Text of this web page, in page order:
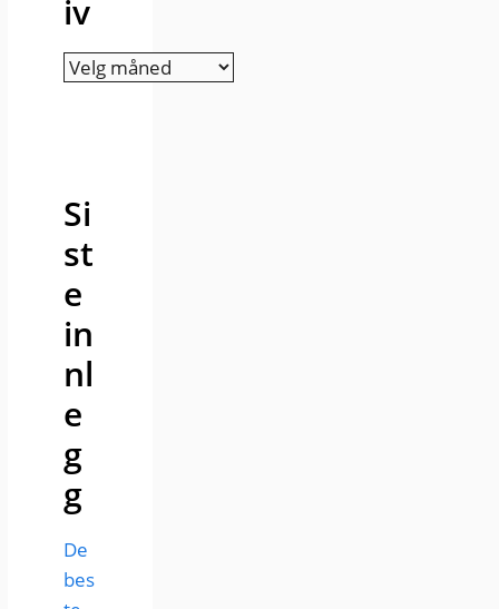
iv
Arkiv
Si
st
e
in
nl
e
g
g
De
bes